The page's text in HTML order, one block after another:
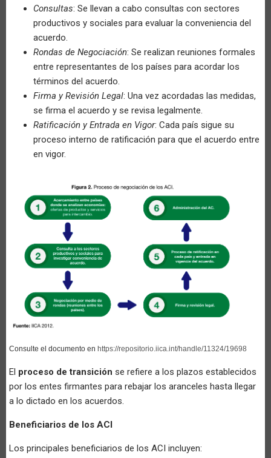
Consultas: Se llevan a cabo consultas con sectores
productivos y sociales para evaluar la conveniencia del
acuerdo.
Rondas de Negociación: Se realizan reuniones formales
entre representantes de los países para acordar los
términos del acuerdo.
Firma y Revisión Legal: Una vez acordadas las medidas,
se firma el acuerdo y se revisa legalmente.
Ratificación y Entrada en Vigor: Cada país sigue su
proceso interno de ratificación para que el acuerdo entre
en vigor.
Consulte el documento en https://repositorio.iica.int/handle/11324/19698
El proceso de transición se refiere a los plazos establecidos
por los entes firmantes para rebajar los aranceles hasta llegar
a lo dictado en los acuerdos.
Beneficiarios de los ACI
Los principales beneficiarios de los ACI incluyen: